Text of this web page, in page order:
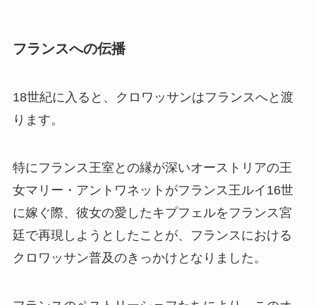
フランスへの伝播
18世紀に入ると、クロワッサンはフランスへと渡
ります。
特にフランス王室との縁が深いオーストリアの王
女マリー・アントワネットがフランス王ルイ16世
に嫁ぐ際、彼女の愛したキプフェルをフランス宮
廷で再現しようとしたことが、フランスにおける
クロワッサン普及のきっかけとなりました。